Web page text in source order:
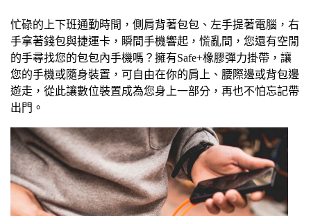
忙碌的上下班通勤時間，側肩背著包包、左手提著電腦，右
手拿著錢包與捷運卡，瞬間手機響起，慌亂間，您還有空閒
的手尋找您的包包內手機嗎？擁有Safe+橡膠彈力掛帶 ，讓
您的手機或隨身裝置，可自由在你的肩上、腰際邊或背包邊
遊走，從此讓數位裝置成為您身上一部分，再也不怕忘記帶
出門。